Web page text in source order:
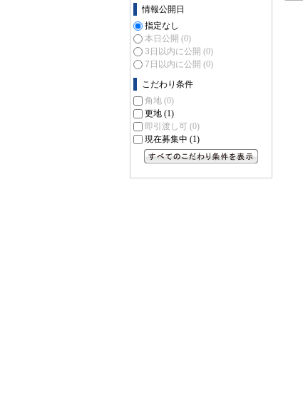
情報公開日
指定なし
本日公開 (0)
3日以内に公開 (0)
7日以内に公開 (0)
こだわり条件
角地 (0)
更地 (1)
即引渡し可 (0)
現在募集中 (1)